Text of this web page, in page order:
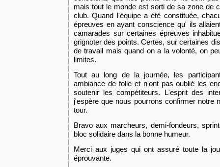
mais tout le monde est sorti de sa zone de
club. Quand l'équipea été constituée,
épreuves en ayant conscience qu' ils
camarades sur certaines épreuves
grignoter des points.Certes, sur certaines
de travail mais quand ona la volonté, on
limites.
Tout au long de la journée, les
ambiance de folie etn'ont pas oublié les
soutenir les compétiteurs. L'esprit des
j'espère que nous pourrons confirmer notre
tour.
Bravo aux marcheurs, demi-fondeurs,
bloc solidaire dans la bonne humeur.
Merci aux juges qui ont assuré toute la
éprouvante.